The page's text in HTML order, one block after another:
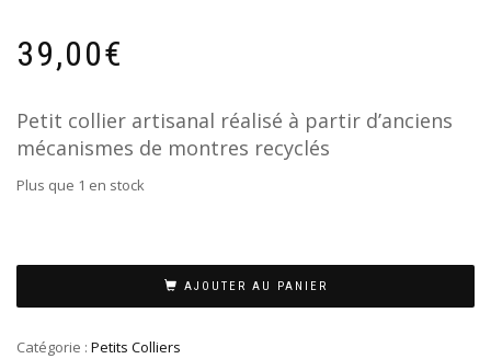
39,00€
Petit collier artisanal réalisé à partir d’anciens
mécanismes de montres recyclés
Plus que 1 en stock
AJOUTER AU PANIER
Catégorie : Petits Colliers